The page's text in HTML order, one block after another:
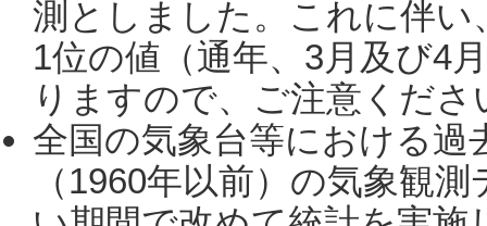
測としました。これに伴い
1位の値（通年、3月及び4
りますので、ご注意くだ
全国の気象台等における過
（1960年以前）の気象観